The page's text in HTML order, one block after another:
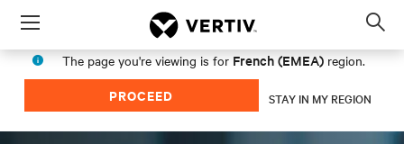
Menu
The page you're viewing is for French (EMEA) region.
PROCEED STAY IN MY REGION